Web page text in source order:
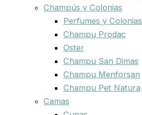
Champús y Colonias
Perfumes y Colonias
Champu Prodac
Oster
Champu San Dimas
Champu Menforsan
Champu Pet Natura
Camas